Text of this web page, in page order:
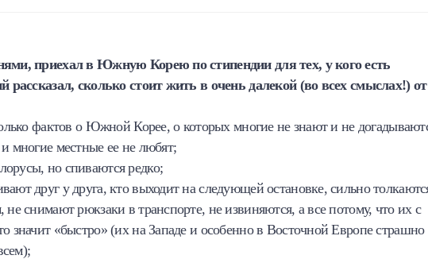
приехал в Южную Корею по стипендии для тех, у кого есть
рассказал, сколько стоит жить в очень далекой (во всех смыслах!) от
фактов о Южной Корее, о которых многие не знают и не
многие местные ее не любят;
но спиваются редко;
друг у друга, кто выходит на следующей остановке, сильно
не снимают рюкзаки в транспорте, не извиняются, а все потому, что их с
значит «быстро» (их на Западе и особенно в Восточной Европе страшно